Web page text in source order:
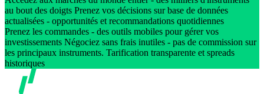
au bout des doigts Prenez vos décisions sur base de données
actualisées - opportunités et recommandations quotidiennes
Prenez les commandes - des outils mobiles pour gérer vos
investissements Négociez sans frais inutiles - pas de commission sur
les principaux instruments. Tarification transparente et spreads
historiques